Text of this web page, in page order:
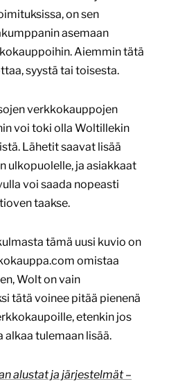
on sen
asemaan
Aiemmin tätä
syystä tai toisesta.
verkkokauppojen
voi toki olla Woltillekin
Lähetit saavat lisää
ulkopuolelle, ja asiakkaat
voi saada nopeasti
taakse.
tämä uusi kuvio on
omistaa
Wolt on vain
tätä voinee pitää pienenä
etenkin jos
tulemaan lisää.
alustat ja järjestelmät –